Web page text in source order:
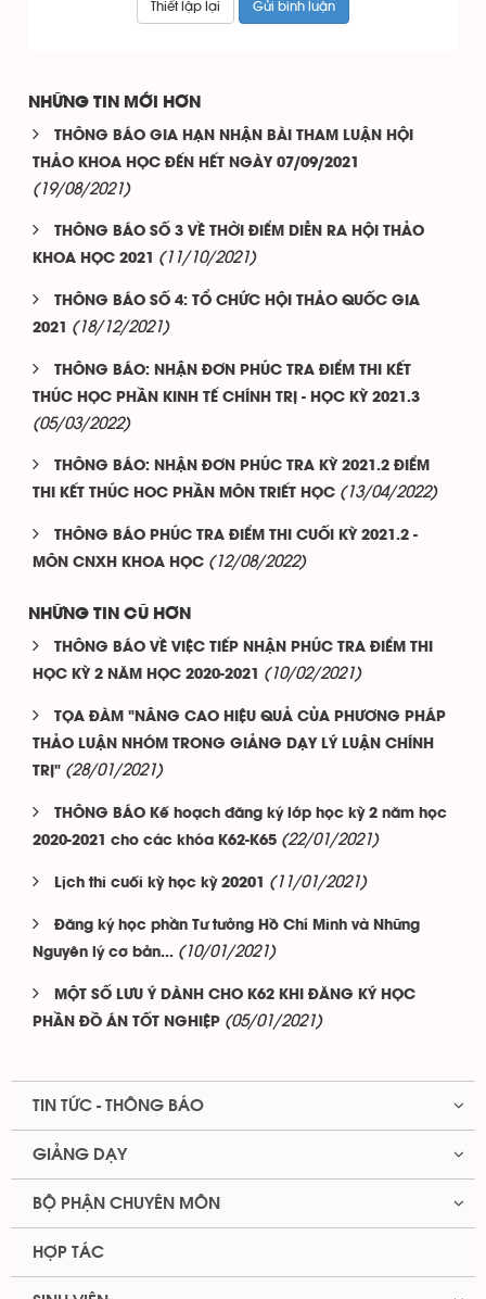
NHỮNG TIN MỚI HƠN
THÔNG BÁO GIA HẠN NHẬN BÀI THAM LUẬN HỘI
THẢO KHOA HỌC ĐẾN HẾT NGÀY 07/09/2021
(19/08/2021)
THÔNG BÁO SỐ 3 VỀ THỜI ĐIỂM DIỄN RA HỘI THẢO
KHOA HỌC 2021
(11/10/2021)
THÔNG BÁO SỐ 4: TỔ CHỨC HỘI THẢO QUỐC GIA
2021
(18/12/2021)
THÔNG BÁO: NHẬN ĐƠN PHÚC TRA ĐIỂM THI KẾT
THÚC HỌC PHẦN KINH TẾ CHÍNH TRỊ - HỌC KỲ 2021.3
(05/03/2022)
THÔNG BÁO: NHẬN ĐƠN PHÚC TRA KỲ 2021.2 ĐIỂM
THI KẾT THÚC HOC PHẦN MÔN TRIẾT HỌC (13/04/2022)
THÔNG BÁO PHÚC TRA ĐIỂM THI CUỐI KỲ 2021.2 -
MÔN CNXH KHOA HỌC (12/08/2022)
NHỮNG TIN CŨ HƠN
THÔNG BÁO VỀ VIỆC TIẾP NHẬN PHÚC TRA ĐIỂM THI
HỌC KỲ 2 NĂM HỌC 2020-2021
(10/02/2021)
TỌA ĐÀM "NÂNG CAO HIỆU QUẢ CỦA PHƯƠNG PHÁP
THẢO LUẬN NHÓM TRONG GIẢNG DẠY LÝ LUẬN CHÍNH
TRỊ" (28/01/2021)
THÔNG BÁO Kế hoạch đăng ký lớp học kỳ 2 năm học
2020-2021 cho các khóa K62-K65 (22/01/2021)
Lịch thi cuối kỳ học kỳ 20201 (11/01/2021)
Đăng ký học phần Tư tưởng Hồ Chí Minh và Những
Nguyên lý cơ bản... (10/01/2021)
MỘT SỐ LƯU Ý DÀNH CHO K62 KHI ĐĂNG KÝ HỌC
PHẦN ĐỒ ÁN TỐT NGHIỆP (05/01/2021)
TIN TỨC - THÔNG BÁO
GIẢNG DẠY
BỘ PHẬN CHUYÊN MÔN
HỢP TÁC